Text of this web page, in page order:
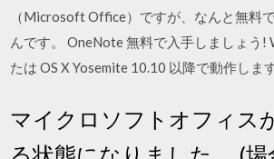
（Microsoft Office）ですが、なんと無料
んです。 OneNote 無料で入手しましょう!
たは OS X Yosemite 10.10 以降で動作します
マイクロソフトオフィス
る状態になりました。 (